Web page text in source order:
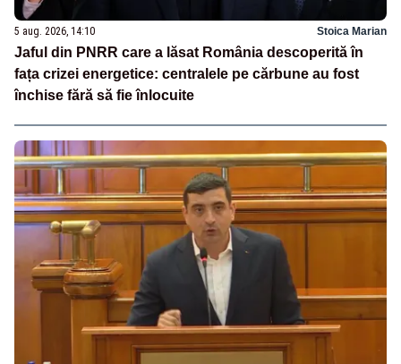
5 aug. 2026, 14:10 Stoica Marian
Jaful din PNRR care a lăsat România descoperită în
fața crizei energetice: centralele pe cărbune au fost
închise fără să fie înlocuite